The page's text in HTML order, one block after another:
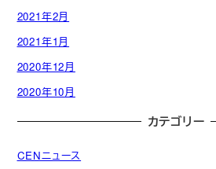
2021年2月
2021年1月
2020年12月
2020年10月
カテゴリー
CENニュース